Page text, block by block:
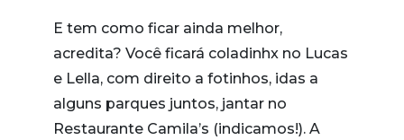
E tem como ficar ainda melhor,
acredita? Você ficará coladinhx no Lucas
e Lella, com direito a fotinhos, idas a
alguns parques juntos, jantar no
Restaurante Camila’s (indicamos!). A